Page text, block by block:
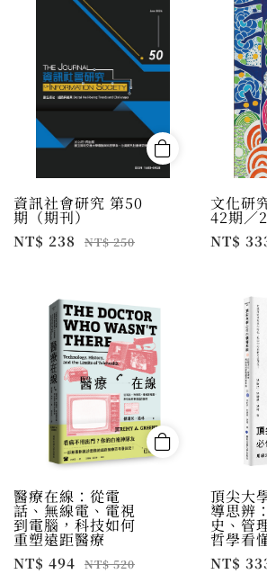
資訊社會研究 第50
期（期刊）
NT$ 238 NT$ 250
文化研
42期／
NT$
醫療在線：從電
話、無線電、電視
到電腦，科技如何
重塑遠距醫療
NT$ 494 NT$ 520
頂尖大
導思辨
史、管
哲學看
NT$